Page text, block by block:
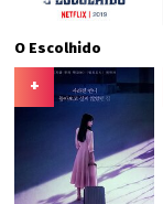
O Escolhido
+